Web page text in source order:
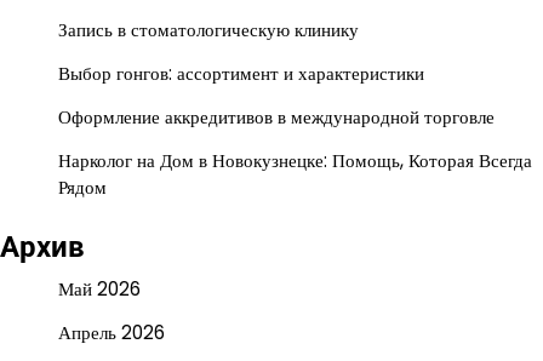
Запись в стоматологическую клинику
Выбор гонгов: ассортимент и характеристики
Оформление аккредитивов в международной торговле
Нарколог на Дом в Новокузнецке: Помощь, Которая Всегда
Рядом
Архив
Май 2026
Апрель 2026